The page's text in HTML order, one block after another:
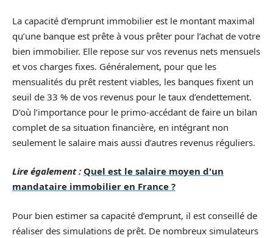
La capacité d’emprunt immobilier est le montant maximal
qu’une banque est prête à vous prêter pour l’achat de votre
bien immobilier. Elle repose sur vos revenus nets mensuels
et vos charges fixes. Généralement, pour que les
mensualités du prêt restent viables, les banques fixent un
seuil de 33 % de vos revenus pour le taux d’endettement.
D’où l’importance pour le primo-accédant de faire un bilan
complet de sa situation financière, en intégrant non
seulement le salaire mais aussi d’autres revenus réguliers.
Lire également : Quel est le salaire moyen d'un
mandataire immobilier en France ?
Pour bien estimer sa capacité d’emprunt, il est conseillé de
réaliser des simulations de prêt. De nombreux simulateurs